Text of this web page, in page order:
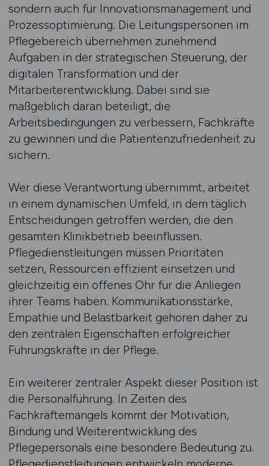
sondern auch für Innovationsmanagement und
Prozessoptimierung. Die Leitungspersonen im
Pflegebereich übernehmen zunehmend
Aufgaben in der strategischen Steuerung, der
digitalen Transformation und der
Mitarbeiterentwicklung. Dabei sind sie
maßgeblich daran beteiligt, die
Arbeitsbedingungen zu verbessern, Fachkräfte
zu gewinnen und die Patientenzufriedenheit zu
sichern.
Wer diese Verantwortung übernimmt, arbeitet
in einem dynamischen Umfeld, in dem täglich
Entscheidungen getroffen werden, die den
gesamten Klinikbetrieb beeinflussen.
Pflegedienstleitungen müssen Prioritäten
setzen, Ressourcen effizient einsetzen und
gleichzeitig ein offenes Ohr für die Anliegen
ihrer Teams haben. Kommunikationsstärke,
Empathie und Belastbarkeit gehören daher zu
den zentralen Eigenschaften erfolgreicher
Führungskräfte in der Pflege.
Ein weiterer zentraler Aspekt dieser Position ist
die Personalführung. In Zeiten des
Fachkräftemangels kommt der Motivation,
Bindung und Weiterentwicklung des
Pflegepersonals eine besondere Bedeutung zu.